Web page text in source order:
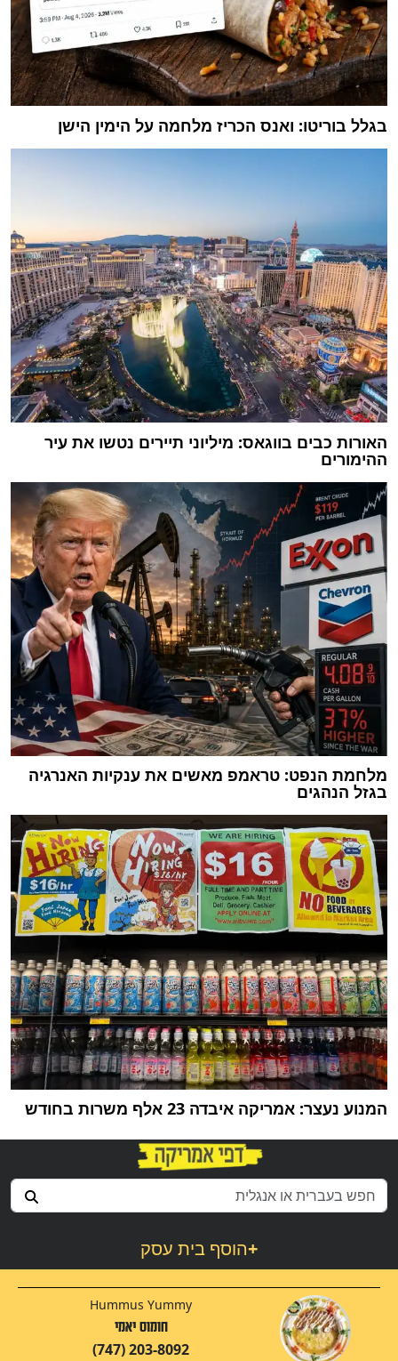
בגלל בוריטו: ואנס הכריז מלחמה על הימין הישן
האורות כבים בווגאס: מיליוני תיירים נטשו את עיר
ההימורים
מלחמת הנפט: טראמפ מאשים את ענקיות האנרגיה
בגזל הנהגים
המנוע נעצר: אמריקה איבדה 23 אלף משרות בחודש
הוסף בית עסק+
Hummus Yummy
חומוס יאמי
(747) 203-8092